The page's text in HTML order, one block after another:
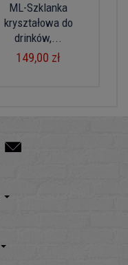
ML-Szklanka
kryształowa do
drinków,...
149,00 zł